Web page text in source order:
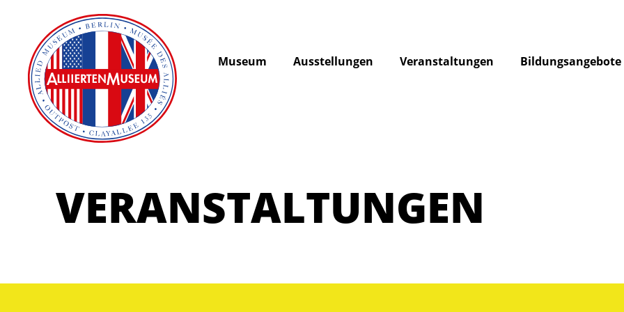
Museum Ausstellungen Veranstaltungen Bildungsangebote
VERANSTALTUNGEN